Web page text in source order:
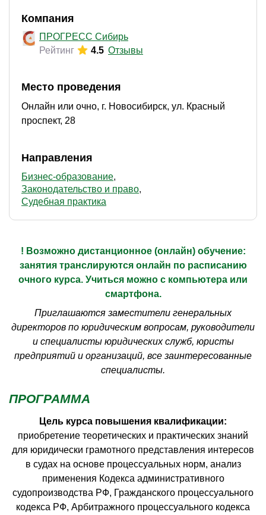
Компания
ПРОГРЕСС Сибирь
Рейтинг
4.5 Отзывы
Место проведения
Онлайн или очно, г. Новосибирск, ул. Красный
проспект, 28
Направления
Бизнес-образование
Законодательство и право
Судебная практика
! Возможно дистанционное (онлайн) обучение:
занятия транслируются онлайн по расписанию
очного курса. Учиться можно с компьютера или
смартфона.
Приглашаются заместители генеральных
директоров по юридическим вопросам, руководители
и специалисты юридических служб, юристы
предприятий и организаций, все заинтересованные
специалисты.
ПРОГРАММА
Цель курса повышения квалификации:
приобретение теоретических и практических знаний
для юридически грамотного представления интересов
в судах на основе процессуальных норм, анализ
применения Кодекса административного
судопроизводства РФ, Гражданского процессуального
кодекса РФ, Арбитражного процессуального кодекса